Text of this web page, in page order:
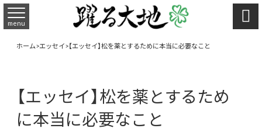
menu 
ホーム>エッセイ>【エッセイ】松を薬とするために本当に必要なこと
【エッセイ】松を薬とするため
に本当に必要なこと